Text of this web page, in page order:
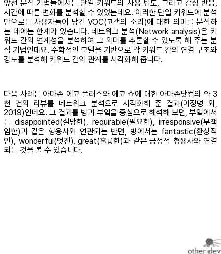
앞선 분석 기법들에서는 단일 키워드의 사용 빈도, 그리고 감성 반응,
시간에 따른 변화를 분석할 수 있었는데요. 이러한 단일 키워드에 분석
만으로는 사용자들이 남긴 VOC(고객의 소리)에 대한 의미를 분석하
는 데에는 한계가 있습니다. 네트워크 분석(Network analysis)은 키
워드 간의 연계성을 분석하여 그 의미를 추론할 수 있도록 해 주는 분
석 기법인데요. 수학적인 모델을 기반으로 각 키워드 간의 연결 구조와
강도를 분석해 키워드 간의 관계를 시각화해 줍니다.
다음 사례는 아마존 에코 플러스와 에코 쇼에 대한 아마존닷컴의 약 3
천 건의 리뷰를 네트워크 분석으로 시각화해 준 결과(이정명 외,
2019)인데요. 그 결과를 방과 부엌을 중심으로 해석해 보면, 부엌에서
는 disappointed(실망한), requirable(필요한), irresponsive(무책
임한)과 같은 형용사와 연관되는 반면, 방에서는 fantastic(환상적
인), wonderful(멋진), great(훌륭한)과 같은 긍정적 형용사와 연결
되는 것을 볼 수 있습니다.